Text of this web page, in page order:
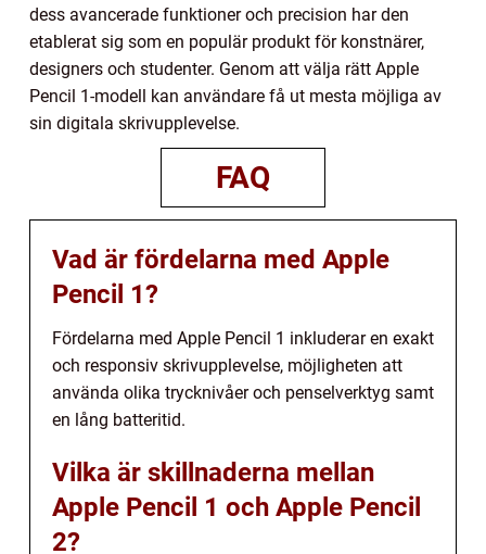
dess avancerade funktioner och precision har den
etablerat sig som en populär produkt för konstnärer,
designers och studenter. Genom att välja rätt Apple
Pencil 1-modell kan användare få ut mesta möjliga av
sin digitala skrivupplevelse.
FAQ
Vad är fördelarna med Apple
Pencil 1?
Fördelarna med Apple Pencil 1 inkluderar en exakt
och responsiv skrivupplevelse, möjligheten att
använda olika trycknivåer och penselverktyg samt
en lång batteritid.
Vilka är skillnaderna mellan
Apple Pencil 1 och Apple Pencil
2?